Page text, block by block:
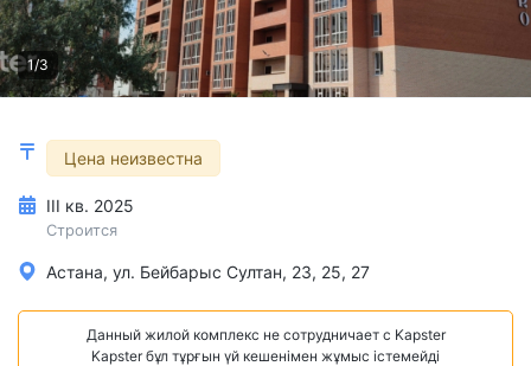
1/3
Цена неизвестна
III кв. 2025
Строится
Астана, ул. Бейбарыс Султан, 23, 25, 27
Данный жилой комплекс не сотрудничает с Kapster
Kapster бұл тұрғын үй кешенімен жұмыс істемейді